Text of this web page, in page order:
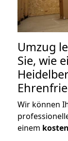
Umzug
Sie, wie
Wir können
einem